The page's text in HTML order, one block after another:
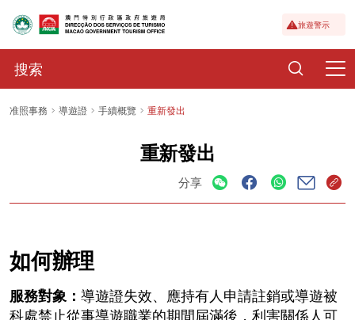
旅遊警示
准照事務 導遊證 手續概覽 重新發出
重新發出
分享
如何辦理
服務對象： 導遊證失效、應持有人申請註銷或導遊被
科處禁止從事導遊職業的期間屆滿後，利害關係人可